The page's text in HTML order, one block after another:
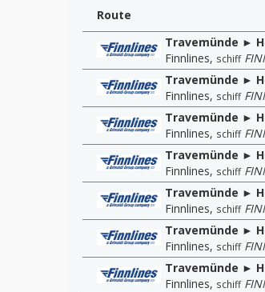
Route
Travemünde ►
Finnlines, schiff
Travemünde ►
Finnlines, schiff
Travemünde ►
Finnlines, schiff
Travemünde ►
Finnlines, schiff
Travemünde ►
Finnlines, schiff
Travemünde ►
Finnlines, schiff
Travemünde ►
Finnlines, schiff